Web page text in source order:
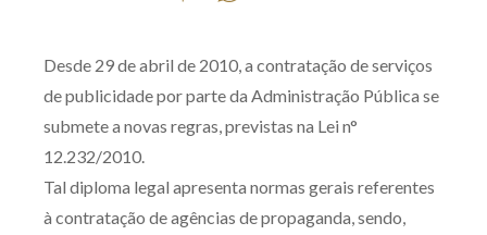
Zênite Play
Orientação por Escrito
Mentoria Zênite
Capacitação
Desde 29 de abril de 2010, a contratação de serviços
de publicidade por parte da Administração Pública se
submete a novas regras, previstas na Lei n°
12.232/2010.
Tal diploma legal apresenta normas gerais referentes
à contratação de agências de propaganda, sendo,